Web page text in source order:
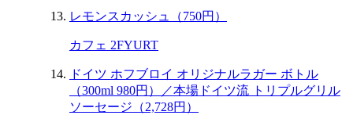
レモンスカッシュ（750円）
カフェ 2FYURT
ドイツ ホフブロイ オリジナルラガー ボトル
（300ml 980円）／本場ドイツ流 トリプルグリル
ソーセージ（2,728円）